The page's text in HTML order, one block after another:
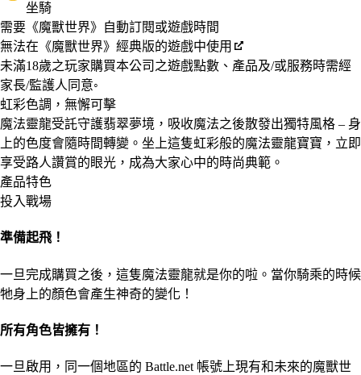
坐騎
價格
Available actions
需要《魔獸世界》自動訂閱或遊戲時間
無法在《魔獸世界》經典版的遊戲中使用
未滿18歲之玩家購買本公司之遊戲點數、產品及/或服務時需經
家長/監護人同意◦
虹彩色調，無懈可擊
魔法靈龍受託守護翡翠夢境，吸收魔法之後散發出獨特風格 – 身
上的色度會隨時間轉變。坐上這隻虹彩般的魔法靈龍寶寶，立即
享受路人讚賞的眼光，成為大家心中的時尚典範。
產品特色
投入戰場
準備起飛！
一旦完成購買之後，這隻魔法靈龍就是你的啦。當你騎乘的時候
牠身上的顏色會產生神奇的變化！
所有角色皆擁有！
一旦啟用，同一個地區的 Battle.net 帳號上現有和未來的魔獸世